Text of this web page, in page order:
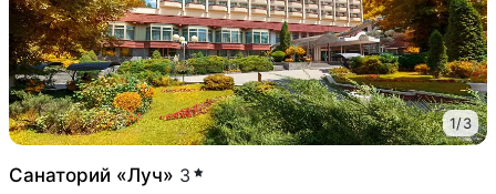
1/3
Санаторий «Луч» 3